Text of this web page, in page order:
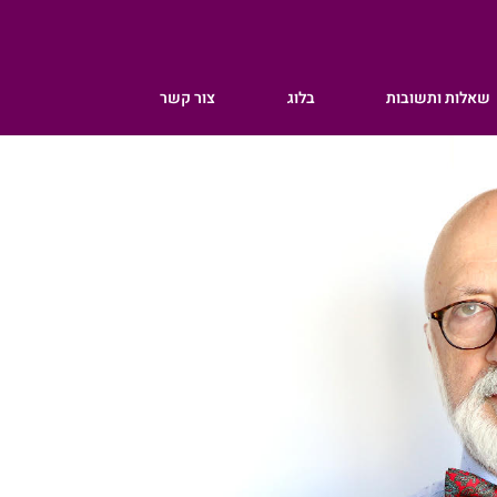
שאלות ותשובות בלוג צור קשר